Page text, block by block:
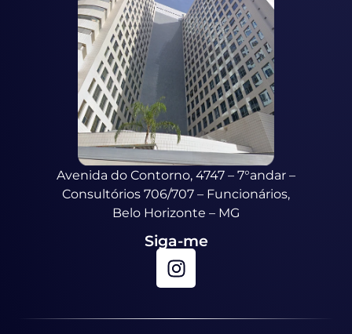
Avenida do Contorno, 4747 – 7°andar –
Consultórios 706/707 – Funcionários,
Belo Horizonte – MG
Siga-me